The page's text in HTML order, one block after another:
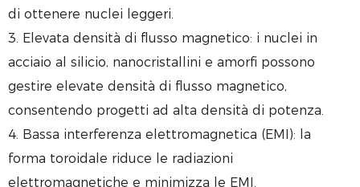
di ottenere nuclei leggeri.
3. Elevata densità di flusso magnetico: i nuclei in
acciaio al silicio, nanocristallini e amorfi possono
gestire elevate densità di flusso magnetico,
consentendo progetti ad alta densità di potenza.
4. Bassa interferenza elettromagnetica (EMI): la
forma toroidale riduce le radiazioni
elettromagnetiche e minimizza le EMI.